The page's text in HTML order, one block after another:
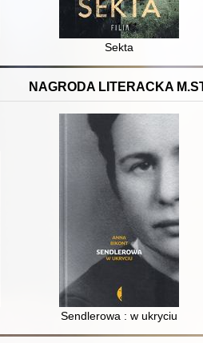
Sekta
NAGRODA LITERACKA
Sendlerowa : w ukryciu